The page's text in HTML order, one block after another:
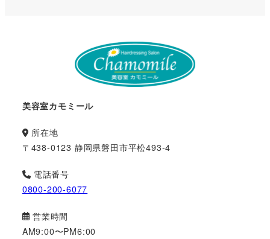
美容室カモミール
所在地
〒438-0123 静岡県磐田市平松493-4
電話番号
0800-200-6077
営業時間
AM9:00〜PM6:00